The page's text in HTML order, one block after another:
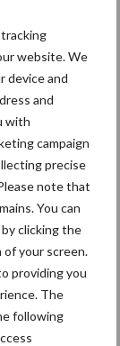
website. We
device and
and
with
campaign
precise
note that
You can
clicking the
your screen.
providing you
The
following